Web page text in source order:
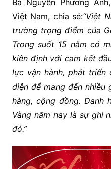
Việt Nam, chia sẻ:“Việt
trường trọng điểm của
Trong suốt 15 năm có
kiên định với cam kết
lực vận hành, phát triển
diện để mang đến nhiều
hàng, cộng đồng. Danh
Vàng năm nay là sự ghi
đó.”